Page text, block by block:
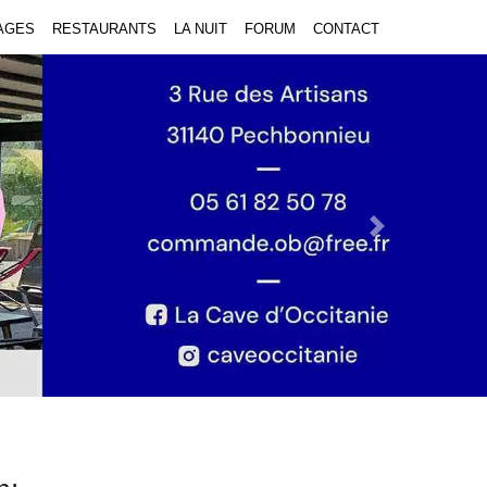
RESTAURANTS LA NUIT FORUM CONTACT
Next Slide